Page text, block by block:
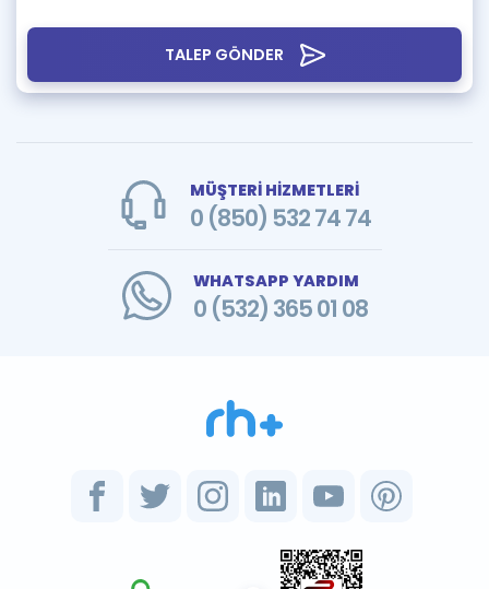
TALEP GÖNDER
MÜŞTERİ HİZMETLERİ
0 (850) 532 74 74
WHATSAPP YARDIM
0 (532) 365 01 08